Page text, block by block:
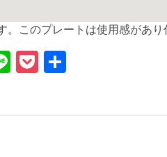
。このプレートは使用感があ
Li P